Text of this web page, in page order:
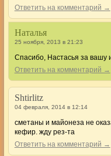
Ответить на комментарий →
Наталья
25 ноября, 2013 в 21:23
Спасибо, Настасья за вашу
Ответить на комментарий →
Shtirlitz
04 февраля, 2014 в 12:14
сметаны и майонеза не
кефир. жду рез-та
Ответить на комментарий →